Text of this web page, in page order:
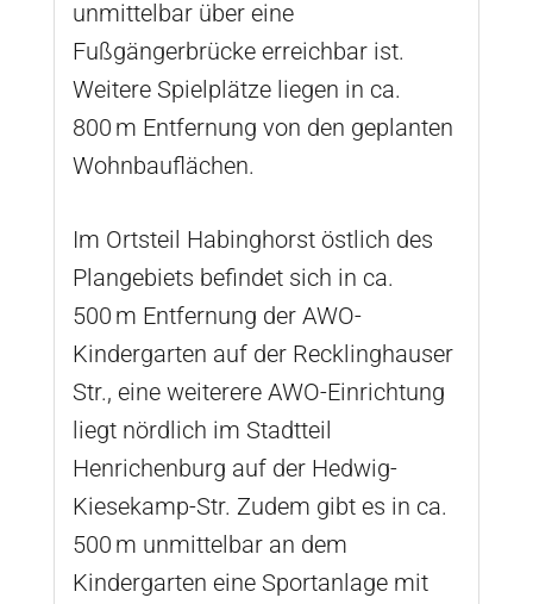
unmittelbar über eine
Fußgängerbrücke erreichbar ist.
Weitere Spielplätze liegen in ca.
800 m Entfernung von den geplanten
Wohnbauflächen.
Im Ortsteil Habinghorst östlich des
Plangebiets befindet sich in ca.
500 m Entfernung der AWO-
Kindergarten auf der Recklinghauser
Str., eine weiterere AWO-Einrichtung
liegt nördlich im Stadtteil
Henrichenburg auf der Hedwig-
Kiesekamp-Str. Zudem gibt es in ca.
500 m unmittelbar an dem
Kindergarten eine Sportanlage mit